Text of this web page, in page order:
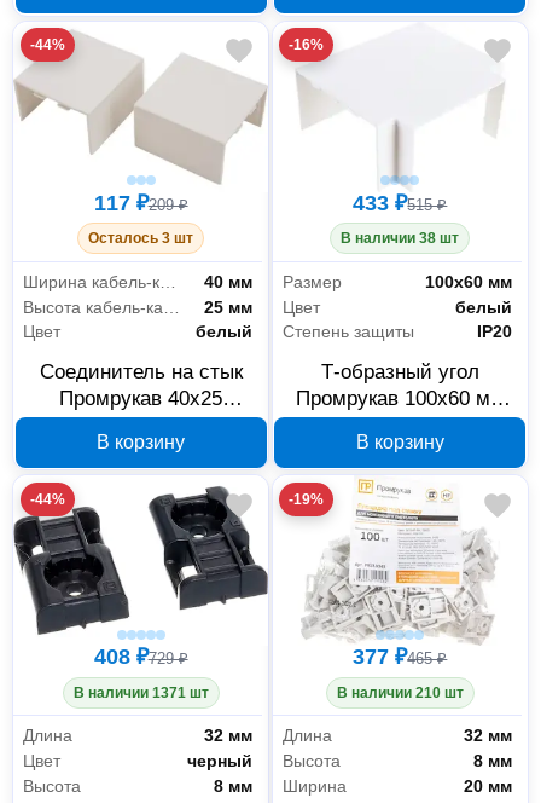
-44%
117 ₽209 ₽
Осталось 3 шт
40 мм
25 мм
Цвет
белый
Соединитель на стык
Промрукав 40x25
В корзину
-16%
433 ₽515 ₽
В наличии 38 шт
Размер
100x60 мм
Цвет
белый
Степень защиты
IP20
Т-образный угол
Промрукав 100x60 мм
В корзину
-44%
408 ₽729 ₽
В наличии 1371 шт
Длина
32 мм
Цвет
черный
Высота
8 мм
-19%
377 ₽465 ₽
В наличии 210 шт
Длина
32 мм
Высота
8 мм
Ширина
20 мм